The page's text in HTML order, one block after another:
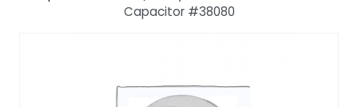
Capacitor #38080